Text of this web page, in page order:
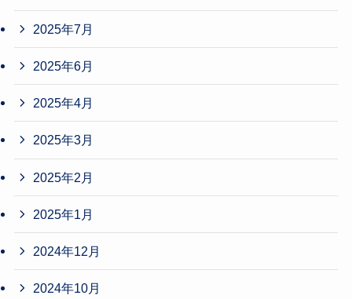
2025年7月
2025年6月
2025年4月
2025年3月
2025年2月
2025年1月
2024年12月
2024年10月